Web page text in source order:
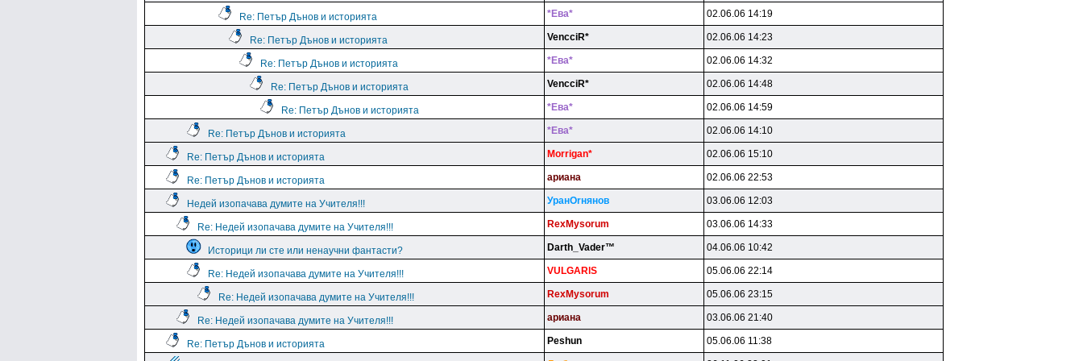
Re: Петър Дънов и историята *Eвa* 02.06.06 14:19
Re: Петър Дънов и историята VencciR* 02.06.06 14:23
Re: Петър Дънов и историята *Eвa* 02.06.06 14:32
Re: Петър Дънов и историята VencciR* 02.06.06 14:48
Re: Петър Дънов и историята *Eвa* 02.06.06 14:59
Re: Петър Дънов и историята *Eвa* 02.06.06 14:10
Re: Петър Дънов и историята Morrigan* 02.06.06 15:10
Re: Петър Дънов и историята apиaнa 02.06.06 22:53
Недей изопачава думите на Учителя!!! УpaнOrнянoв 03.06.06 12:03
Re: Недей изопачава думите на Учителя!!! RexMysorum 03.06.06 14:33
Историци ли сте или ненаучни фантасти? Darth_Vader™ 04.06.06 10:42
Re: Недей изопачава думите на Учителя!!! VULGARlS 05.06.06 22:14
Re: Недей изопачава думите на Учителя!!! RexMysorum 05.06.06 23:15
Re: Недей изопачава думите на Учителя!!! apиaнa 03.06.06 21:40
Re: Петър Дънов и историята Peshun 05.06.06 11:38